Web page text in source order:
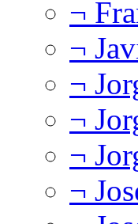
¬
¬
¬
¬
¬
¬